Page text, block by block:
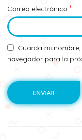
Correo electrónico *
Guarda mi
navegador para la